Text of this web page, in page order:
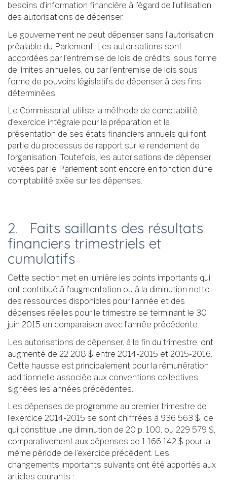
besoins d’information financière à l’égard de l’utilisation
des autorisations de dépenser.
Le gouvernement ne peut dépenser sans l’autorisation
préalable du Parlement. Les autorisations sont
accordées par l’entremise de lois de crédits, sous forme
de limites annuelles, ou par l’entremise de lois sous
forme de pouvoirs législatifs de dépenser à des fins
déterminées.
Le Commissariat utilise la méthode de comptabilité
d’exercice intégrale pour la préparation et la
présentation de ses états financiers annuels qui font
partie du processus de rapport sur le rendement de
l’organisation. Toutefois, les autorisations de dépenser
votées par le Parlement sont encore en fonction d’une
comptabilité axée sur les dépenses.
2. Faits saillants des résultats
financiers trimestriels et
cumulatifs
Cette section met en lumière les points importants qui
ont contribué à l’augmentation ou à la diminution nette
des ressources disponibles pour l’année et des
dépenses réelles pour le trimestre se terminant le 30
juin 2015 en comparaison avec l’année précédente.
Les autorisations de dépenser, à la fin du trimestre, ont
augmenté de 22 208 $ entre 2014-2015 et 2015-2016.
Cette hausse est principalement pour la rémunération
additionnelle associée aux conventions collectives
signées les années précédentes.
Les dépenses de programme au premier trimestre de
l’exercice 2014-2015 se sont chiffrées à 936 563 $, ce
qui constitue une diminution de 20 p. 100, ou 229 579 $,
comparativement aux dépenses de 1 166 142 $ pour la
même période de l’exercice précédent. Les
changements importants suivants ont été apportés aux
articles courants :